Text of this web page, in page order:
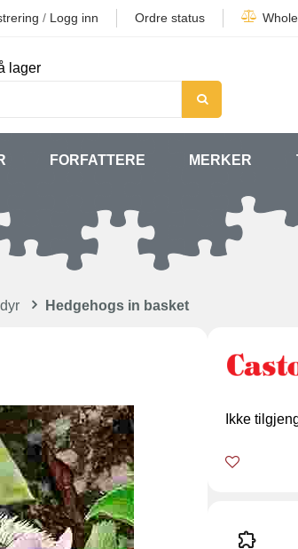
/ Logg inn Ordre status
lager
FORFATTERE MERKER
Hedgehogs in basket
Ikke